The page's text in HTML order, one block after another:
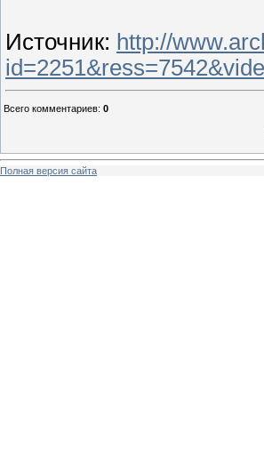
Источник: http://
Всего комментариев: 0
Полная версия сайта